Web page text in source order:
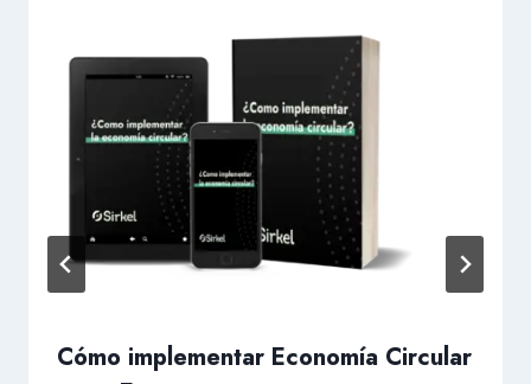
Cómo implementar Economía Circular